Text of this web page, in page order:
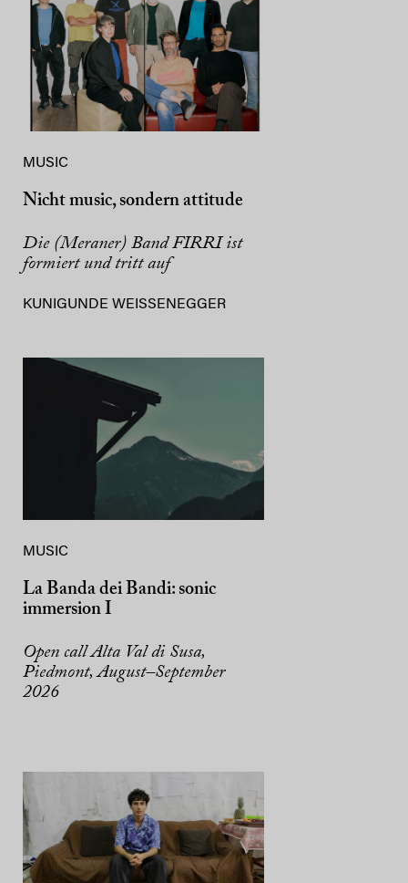
MUSIC
Nicht music, sondern attitude
Die (Meraner) Band FIRRI ist
formiert und tritt auf
KUNIGUNDE WEISSENEGGER
MUSIC
La Banda dei Bandi: sonic
immersion I
Open call Alta Val di Susa,
Piedmont, August–September
2026